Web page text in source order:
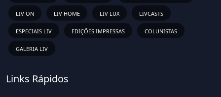
LIV ON LIV HOME LIV LUX LIVCASTS
ESPECIAIS LIV EDIÇÕES IMPRESSAS COLUNISTAS
GALERIA LIV
Links Rápidos